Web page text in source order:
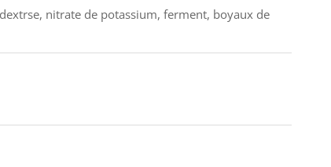
nitrate de potassium, ferment, boyaux de